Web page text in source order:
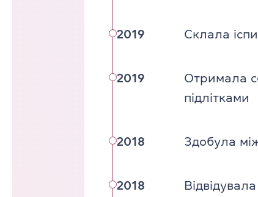
2019 Склала
2019
Отримала
підлітками
2018 Здобула
2018